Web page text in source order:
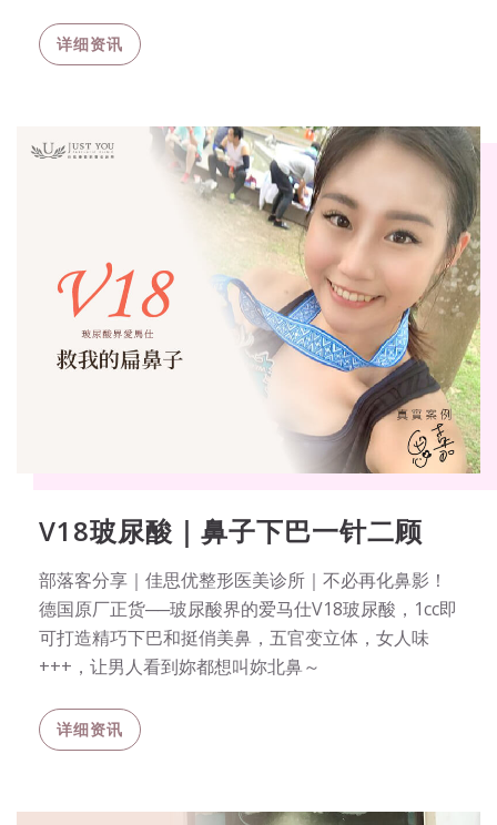
详细资讯
V18玻尿酸｜鼻子下巴一针二顾
部落客分享｜佳思优整形医美诊所｜不必再化鼻影！
德国原厂正货──玻尿酸界的爱马仕V18玻尿酸，1cc即
可打造精巧下巴和挺俏美鼻，五官变立体，女人味
+++，让男人看到妳都想叫妳北鼻～
详细资讯